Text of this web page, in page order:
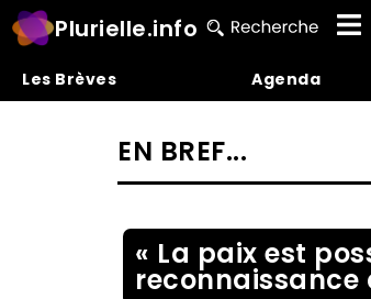
Plurielle.info
Les Brèves Agenda
EN BREF...
« La paix est
reconnaissance